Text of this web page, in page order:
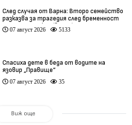
След случая от Варна: Второ семейство
разказва за трагедия след бременност
при същия лекар (видео)
07 август 2026 5133
Спасиха дете в беда от водите на
язовир „Правище“
07 август 2026 35
Виж още